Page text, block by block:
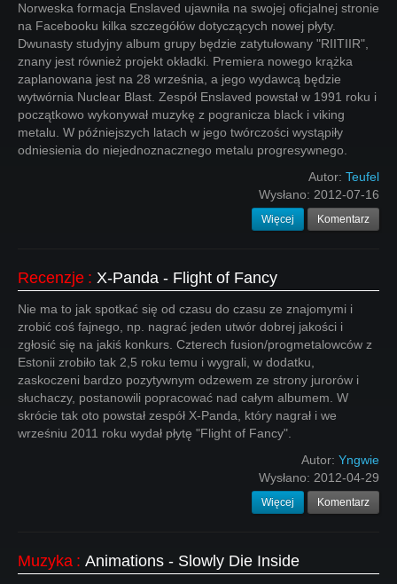
Norweska formacja Enslaved ujawniła na swojej oficjalnej stronie
na Facebooku kilka szczegółów dotyczących nowej płyty.
Dwunasty studyjny album grupy będzie zatytułowany "RIITIIR",
znany jest również projekt okładki. Premiera nowego krążka
zaplanowana jest na 28 września, a jego wydawcą będzie
wytwórnia Nuclear Blast. Zespół Enslaved powstał w 1991 roku i
początkowo wykonywał muzykę z pogranicza black i viking
metalu. W późniejszych latach w jego twórczości wystąpiły
odniesienia do niejednoznacznego metalu progresywnego.
Autor: Teufel
Wysłano: 2012-07-16
Więcej Komentarz
Recenzje : X-Panda - Flight of Fancy
Nie ma to jak spotkać się od czasu do czasu ze znajomymi i
zrobić coś fajnego, np. nagrać jeden utwór dobrej jakości i
zgłosić się na jakiś konkurs. Czterech fusion/progmetalowców z
Estonii zrobiło tak 2,5 roku temu i wygrali, w dodatku,
zaskoczeni bardzo pozytywnym odzewem ze strony jurorów i
słuchaczy, postanowili popracować nad całym albumem. W
skrócie tak oto powstał zespół X-Panda, który nagrał i we
wrześniu 2011 roku wydał płytę "Flight of Fancy".
Autor: Yngwie
Wysłano: 2012-04-29
Więcej Komentarz
Muzyka : Animations - Slowly Die Inside